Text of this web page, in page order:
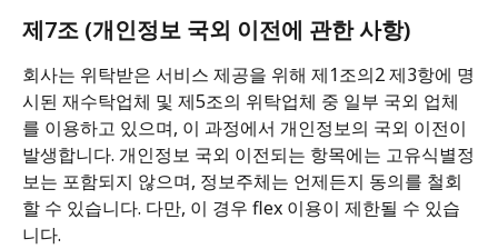
제7조 (개인정보 국외 이전에 관한 사항)
회사는 위탁받은 서비스 제공을 위해 제1조의2 제3항에 명
시된 재수탁업체 및 제5조의 위탁업체 중 일부 국외 업체
를 이용하고 있으며, 이 과정에서 개인정보의 국외 이전이
발생합니다. 개인정보 국외 이전되는 항목에는 고유식별정
보는 포함되지 않으며, 정보주체는 언제든지 동의를 철회
할 수 있습니다. 다만, 이 경우 flex 이용이 제한될 수 있습
니다.